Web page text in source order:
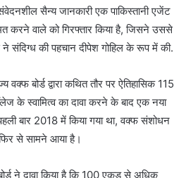
सैन्य जानकारी एक पाकिस्तानी एजेंट
करने वाले को गिरफ्तार किया है, जिसने उससे
संदिग्ध की पहचान दीपेश गोहिल के रूप में की.
बोर्ड द्वारा कथित तौर पर ऐतिहासिक 115
के स्वामित्व का दावा करने के बाद एक नया
बार 2018 में किया गया था, वक्फ संशोधन
से सामने आया है।
ने दावा किया है कि 100 एकड़ से अधिक